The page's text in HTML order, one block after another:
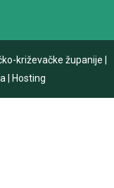
križevačke županije
Hosting